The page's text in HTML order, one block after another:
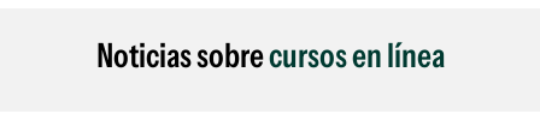
Noticias sobrecursos en línea